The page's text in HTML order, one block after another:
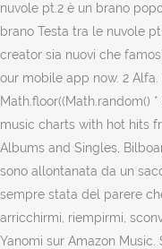
nuvole pt.2 è un brano
brano Testa tra le nuvole
creator sia nuovi che
our mobile app now. 2 Alfa.
Math.floor((Math.random()
music charts with hot hits
Albums and Singles,
sono allontanata da un
sempre stata del parere
arricchirmi, riempirmi,
Yanomi sur Amazon Music.